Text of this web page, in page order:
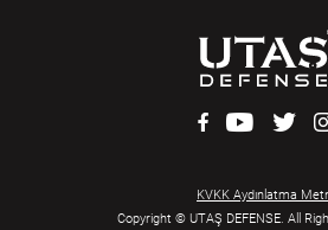
Copyright © UTAŞ DEFENSE. All
KVKK Aydınlatma